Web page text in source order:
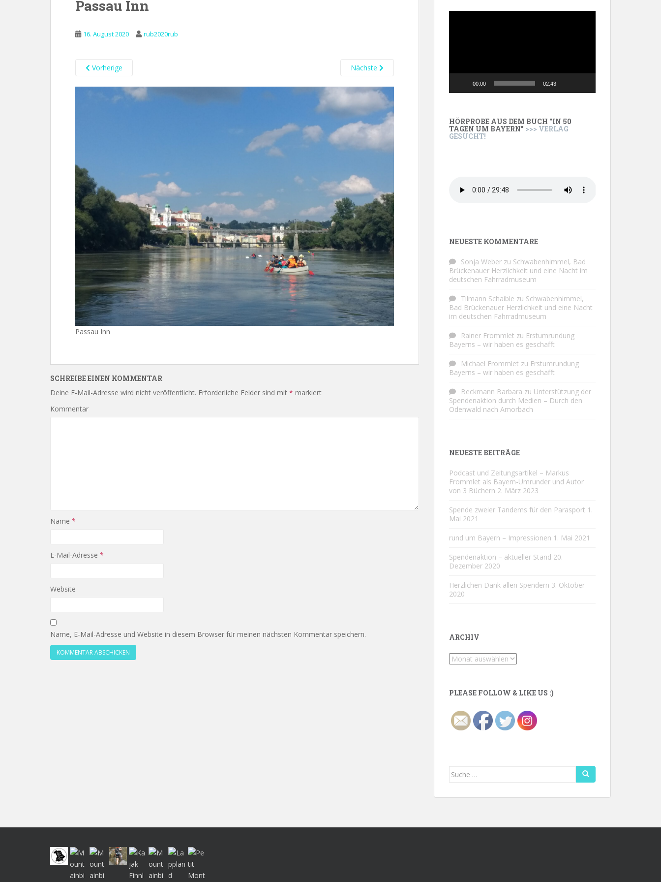
Passau Inn
16. August 2020 rub2020rub
Vorherige Nächste
Passau Inn
SCHREIBE EINEN KOMMENTAR
Deine E-Mail-Adresse wird nicht veröffentlicht. Erforderliche Felder sind mit * markiert
Kommentar
Name *
E-Mail-Adresse *
Website
Name, E-Mail-Adresse und Website in diesem Browser für meinen nächsten Kommentar speichern.
00:00 02:43
HÖRPROBE AUS DEM BUCH "IN 50
TAGEN UM BAYERN" >>> VERLAG
GESUCHT!
NEUESTE KOMMENTARE
Sonja Weber zu Schwabenhimmel, Bad
Brückenauer Herzlichkeit und eine Nacht im
deutschen Fahrradmuseum
Tilmann Schaible zu Schwabenhimmel,
Bad Brückenauer Herzlichkeit und eine Nacht
im deutschen Fahrradmuseum
Rainer Frommlet zu Erstumrundung
Bayerns – wir haben es geschafft
Michael Frommlet zu Erstumrundung
Bayerns – wir haben es geschafft
Beckmann Barbara zu Unterstützung der
Spendenaktion durch Medien – Durch den
Odenwald nach Amorbach
NEUESTE BEITRÄGE
Podcast und Zeitungsartikel – Markus
Frommlet als Bayern-Umrunder und Autor
von 3 Büchern 2. März 2023
Spende zweier Tandems für den Parasport 1.
Mai 2021
rund um Bayern – Impressionen 1. Mai 2021
Spendenaktion – aktueller Stand 20.
Dezember 2020
Herzlichen Dank allen Spendern 3. Oktober
2020
ARCHIV
Archiv
PLEASE FOLLOW & LIKE US :)
Suche